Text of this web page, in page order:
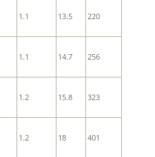
1.1 13.5 220
1.1 14.7 256
1.2 15.8 323
1.2 18 401